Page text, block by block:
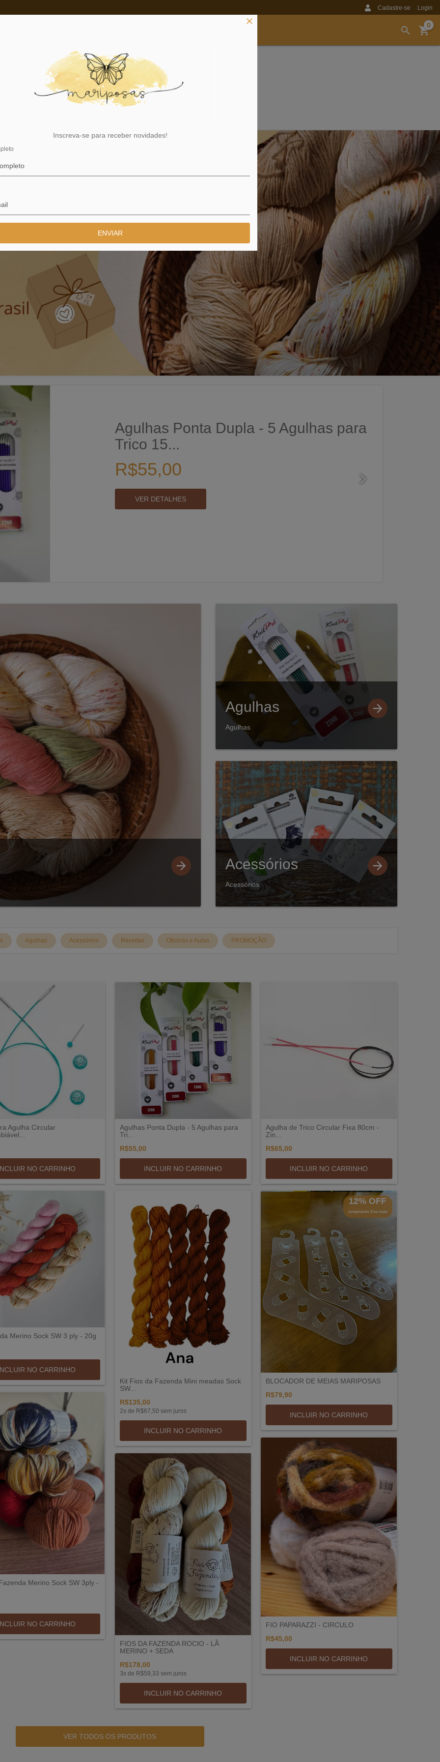
Cadastre-se Login
0
Inscreva-se para receber novidades!
Agulhas Ponta Dupla - 5 Agulhas para
Trico 15...
R$55,00
VER DETALHES
Agulhas
Agulhas
Acessórios
Acessórios
Agulhas Acessórios Receitas Oficinas e Aulas PROMOÇÃO
Agulha Circular
NO CARRINHO
Agulhas Ponta Dupla - 5 Agulhas para
Tri...
R$55,00
INCLUIR NO CARRINHO
Agulha de Trico Circular Fixa 80cm -
Zin...
R$65,00
INCLUIR NO CARRINHO
Merino Sock SW 3 ply - 20g
NO CARRINHO
Kit Fios da Fazenda Mini meadas Sock
SW...
R$135,00
2x de R$67,50 sem juros
INCLUIR NO CARRINHO
12% OFF
comprando 3 ou mais
BLOCADOR DE MEIAS MARIPOSAS
R$79,90
INCLUIR NO CARRINHO
Merino Sock SW 3ply -
NO CARRINHO
FIOS DA FAZENDA ROCIO - LÃ
MERINO + SEDA
R$178,00
3x de R$59,33 sem juros
INCLUIR NO CARRINHO
FIO PAPARAZZI - CIRCULO
R$45,00
INCLUIR NO CARRINHO
VER TODOS OS PRODUTOS